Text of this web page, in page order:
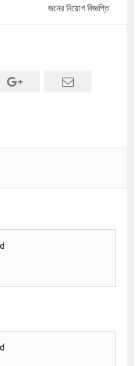
জনের নিয়োগ বিজ্ঞপ্তি